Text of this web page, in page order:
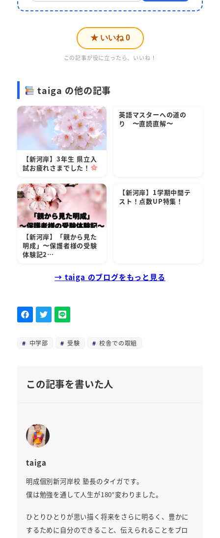
★ いいね 0
この記事が役に立ったら、いいね！
taiga の他の記事
【新河岸】3年生 県立入
試お疲れさまでした！
英語マスターへの道の
り 〜直読直解〜
【新河岸】「親から見た
明成」〜保護者様の受験
体験記2…
【新河岸】1学期中間テ
スト！点数UP特集！
→ taiga のブログをもっと見る
中学部 受験 校舎での取組
この記事を書いた人
taiga
明成個別新河岸校 塾長のタイガです。
僕は勉強を通して人生が180°変わりました。
ひとりひとりが思い描く将来をさらに明るく、豊かに
するために自分のできること、伝えられることをブロ